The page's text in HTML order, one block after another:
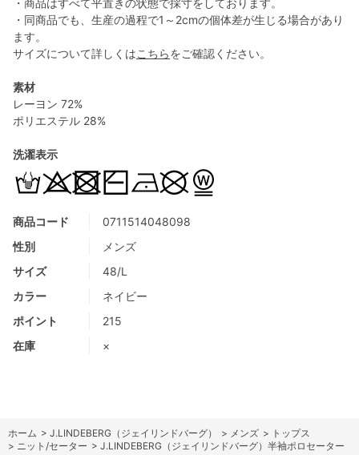
商品コード
0711514048098
性別
メンズ
サイズ
48/L
カラー
ネイビー
ポイント
215
在庫
×
・商品はすべて平置きの状態で採寸をしております。
・同商品でも、生産の過程で1～2cmの個体差が生じる場合があり
ます。
サイズについて詳しくはこちらをご確認ください。
素材
レーヨン 72%
ポリエステル 28%
洗濯表示
ホーム > J.LINDEBERG（ジェイリンドバーグ） > メンズ > トップス
> ニット/セーター > J.LINDEBERG（ジェイリンドバーグ）半袖ポロセーター